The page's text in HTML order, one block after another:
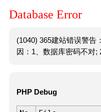
Database Error
(1040) 365建站错误警告
因：1、数据库密码不对;
PHP Debug